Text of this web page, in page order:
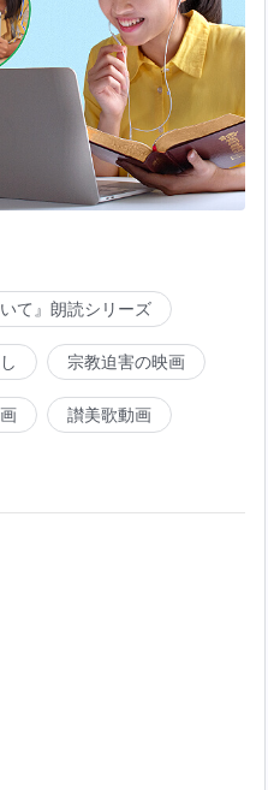
ことはできなかった。彼ら
見捨て、神から与えられ
くばかりで、それにつれ
に接近し、神の怒りと罰を
聞くことができた。ノアは
準備が整うと、神は世界に
る正しい人々はいなくなっ
ても人類の罪を赦す。神は
を忘れず、心と体を神に
。たとえあなたが高い身
ていたとしても、それら
らないならば、あなたの
自分自身の目標のために
るだろう。あなたは大統
くても、自分の知識と能
てしまう。神はあなたの為
に働いているものとは見
」（『言葉』第1巻）より
もまた神の計画から切り
て』朗読シリーズ
宗教迫害の映画
讃美歌動画